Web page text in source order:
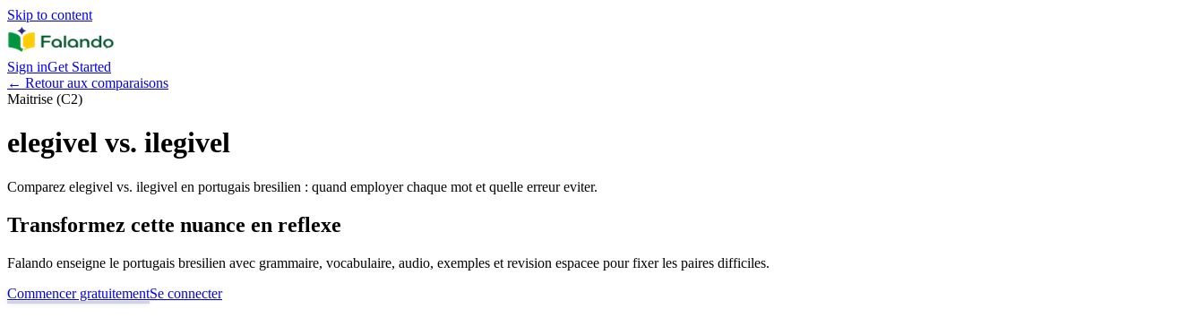
Skip to content
Sign inGet Started
← Retour aux comparaisons
Maitrise (C2)
elegivel vs. ilegivel
Comparez elegivel vs. ilegivel en portugais bresilien : quand employer chaque mot et quelle erreur eviter.
Transformez cette nuance en reflexe
Falando enseigne le portugais bresilien avec grammaire, vocabulaire, audio, exemples et revision espacee pour fixer les paires difficiles.
Commencer gratuitementSe connecter